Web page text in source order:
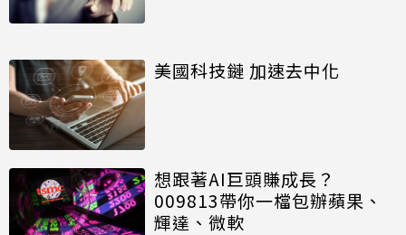
美國科技鏈 加速去中化
想跟著AI巨頭賺成長？
009813帶你一檔包辦蘋果、
輝達、微軟